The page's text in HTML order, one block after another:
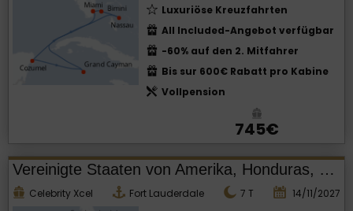
Luxuriöse Kreuzfahrten
All Included-Angebot verfügbar
-60% auf den 2. Mitfahrer
Bis sur 600€ Rabatt pro Kabine
Vollpension
745€
Vereinigte Staaten von Amerika, Honduras, Mexiko
Celebrity Xcel Fort Lauderdale 7 T
14/11/2027